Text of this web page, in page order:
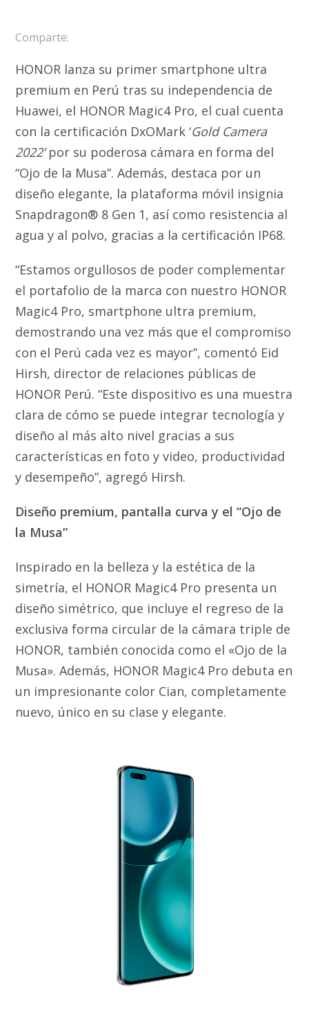
Comparte:
HONOR lanza su primer smartphone ultra
premium en Perú tras su independencia de
Huawei, el HONOR Magic4 Pro, el cual cuenta
con la certificación DxOMark ‘Gold Camera
2022’por su poderosa cámara en forma del
“Ojo de la Musa”. Además, destaca por un
diseño elegante, la plataforma móvil insignia
Snapdragon® 8 Gen 1, así como resistencia al
agua y al polvo, gracias a la certificación IP68.
“Estamos orgullosos de poder complementar
el portafolio de la marca con nuestro HONOR
Magic4 Pro, smartphone ultra premium,
demostrando una vez más que el compromiso
con el Perú cada vez es mayor”, comentó Eid
Hirsh, director de relaciones públicas de
HONOR Perú. “Este dispositivo es una muestra
clara de cómo se puede integrar tecnología y
diseño al más alto nivel gracias a sus
características en foto y video, productividad
y desempeño”, agregó Hirsh.
Diseño premium, pantalla curva y el “Ojo de
la Musa”
Inspirado en la belleza y la estética de la
simetría, el HONOR Magic4 Pro presenta un
diseño simétrico, que incluye el regreso de la
exclusiva forma circular de la cámara triple de
HONOR, también conocida como el «Ojo de la
Musa». Además, HONOR Magic4 Pro debuta en
un impresionante color Cian, completamente
nuevo, único en su clase y elegante.